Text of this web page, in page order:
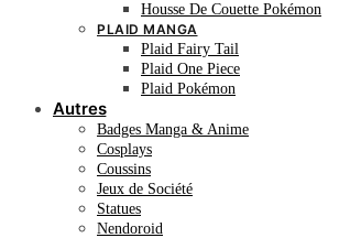
Housse De Couette Pokémon
PLAID MANGA
Plaid Fairy Tail
Plaid One Piece
Plaid Pokémon
Autres
Badges Manga & Anime
Cosplays
Coussins
Jeux de Société
Statues
Nendoroid